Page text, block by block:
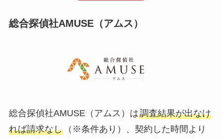
総合探偵社AMUSE（アムス）
総合探偵社AMUSE（アムス）は調査結果が出なけ
れば請求なし（※条件あり）、契約した時間より